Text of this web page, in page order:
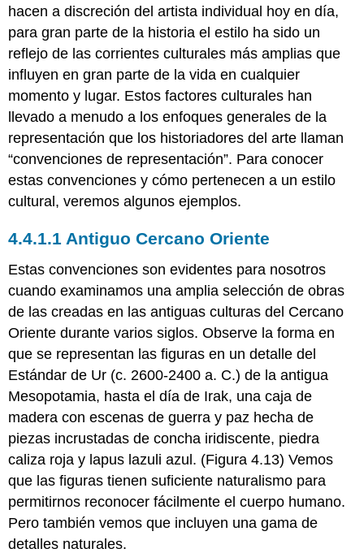
hacen a discreción del artista individual hoy en día,
para gran parte de la historia el estilo ha sido un
reflejo de las corrientes culturales más amplias que
influyen en gran parte de la vida en cualquier
momento y lugar. Estos factores culturales han
llevado a menudo a los enfoques generales de la
representación que los historiadores del arte llaman
“convenciones de representación”. Para conocer
estas convenciones y cómo pertenecen a un estilo
cultural, veremos algunos ejemplos.
4.4.1.1 Antiguo Cercano Oriente
Estas convenciones son evidentes para nosotros
cuando examinamos una amplia selección de obras
de las creadas en las antiguas culturas del Cercano
Oriente durante varios siglos. Observe la forma en
que se representan las figuras en un detalle del
Estándar de Ur (c. 2600-2400 a. C.) de la antigua
Mesopotamia, hasta el día de Irak, una caja de
madera con escenas de guerra y paz hecha de
piezas incrustadas de concha iridiscente, piedra
caliza roja y lapus lazuli azul. (Figura 4.13) Vemos
que las figuras tienen suficiente naturalismo para
permitirnos reconocer fácilmente el cuerpo humano.
Pero también vemos que incluyen una gama de
detalles naturales.